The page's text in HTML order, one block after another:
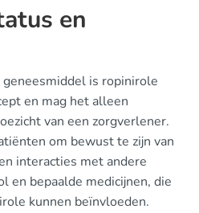
en
is ropinirole
en mag het alleen
van een zorgverlener.
om bewust te zijn van
interacties met andere
en bepaalde medicijnen, die
kunnen beïnvloeden.